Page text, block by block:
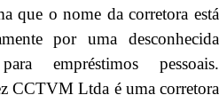
que o nome da corretora está
por uma desconhecida
empréstimos pessoais.
CCTVM Ltda é uma corretora